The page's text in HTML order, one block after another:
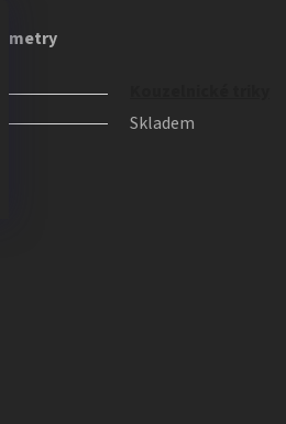
Skladem